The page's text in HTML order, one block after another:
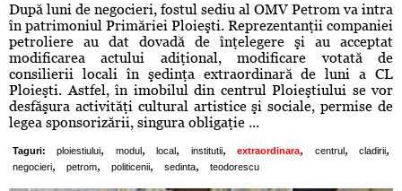
După luni de negocieri, fostul sediu al OMV Petrom va intra
în patrimoniul Primăriei Ploieşti. Reprezentanţii companiei
petroliere au dat dovadă de înţelegere şi au acceptat
modificarea actului adiţional, modificare votată de
consilierii locali în şedinţa extraordinară de luni a CL
Ploieşti. Astfel, în imobilul din centrul Ploieştiului se vor
desfăşura activităţi cultural artistice şi sociale, permise de
legea sponsorizării, singura obligaţie ...
Taguri: ploiestiului, modul, local , institutii, extraordinara, centrul, cladirii,
negocieri, petrom, politicenii, sedinta, teodorescu